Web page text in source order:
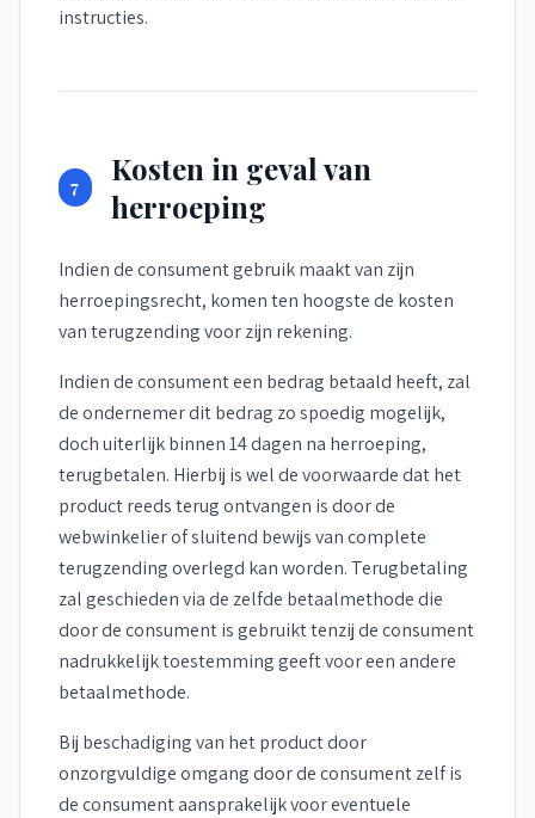
instructies.
7
Kosten in geval van
herroeping
Indien de consument gebruik maakt van zijn
herroepingsrecht, komen ten hoogste de kosten
van terugzending voor zijn rekening.
Indien de consument een bedrag betaald heeft, zal
de ondernemer dit bedrag zo spoedig mogelijk,
doch uiterlijk binnen 14 dagen na herroeping,
terugbetalen. Hierbij is wel de voorwaarde dat het
product reeds terug ontvangen is door de
webwinkelier of sluitend bewijs van complete
terugzending overlegd kan worden. Terugbetaling
zal geschieden via de zelfde betaalmethode die
door de consument is gebruikt tenzij de consument
nadrukkelijk toestemming geeft voor een andere
betaalmethode.
Bij beschadiging van het product door
onzorgvuldige omgang door de consument zelf is
de consument aansprakelijk voor eventuele